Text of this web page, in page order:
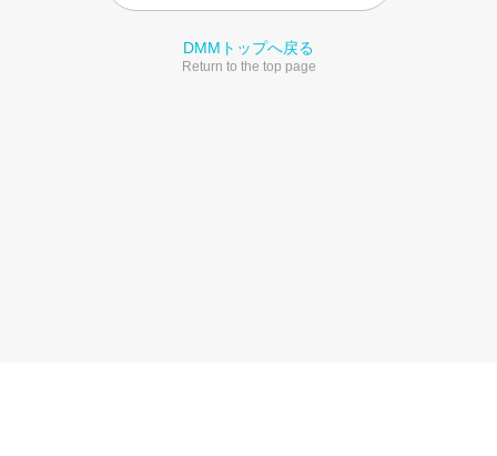
DMMトップへ戻る
Return to the top page